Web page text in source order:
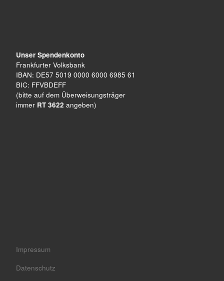
Unser Spendenkonto
Frankfurter Volksbank
IBAN: DE57 5019 0000 6000 6985 61
BIC: FFVBDEFF
(bitte auf dem Überweisungsträger
immer RT 3622 angeben)
Impressum
Datenschutz